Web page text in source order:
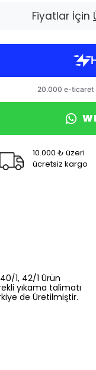
Fiyatlar İçin
10.000 ₺ üzeri
ücretsiz kargo
1, 42/1 Ürün
yıkama talimatı
de Üretilmiştir.